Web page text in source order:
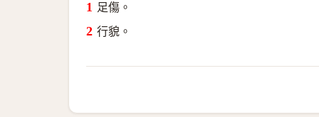
足傷。
行貌。